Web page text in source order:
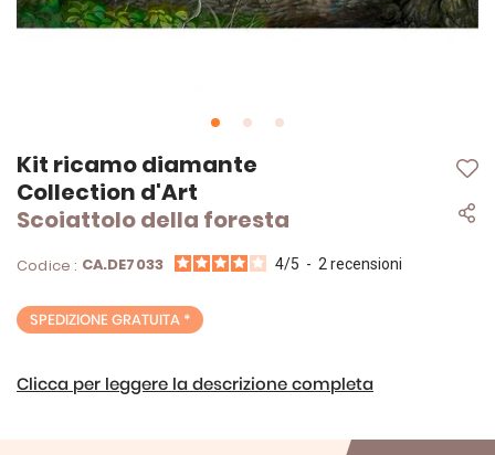
Kit ricamo diamante
Collection d'Art
Scoiattolo della foresta
Codice : CA.DE7033 4/5 - 2recensioni
SPEDIZIONE GRATUITA *
Clicca per leggere la descrizione completa
Vai
all'inizio
della
galleria
immagini